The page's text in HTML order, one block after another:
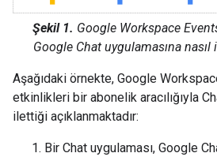
Şekil 1. Google Workspace
Google Chat uygulamasına
Aşağıdaki örnekte, Google
etkinlikleri bir abonelik aracılığıyla
ilettiği açıklanmaktadır:
Bir Chat uygulaması, Google